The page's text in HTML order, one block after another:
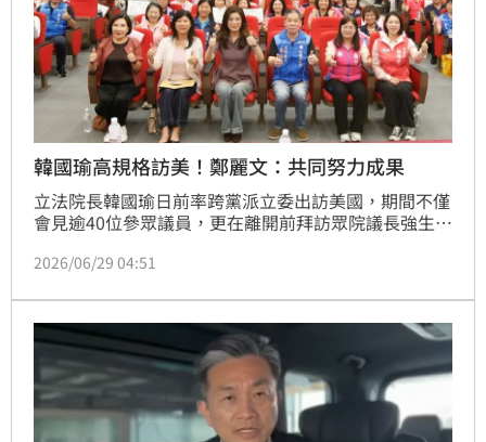
韓國瑜高規格訪美！鄭麗文：共同努力成果
立法院長韓國瑜日前率跨黨派立委出訪美國，期間不僅
會見逾40位參眾議員，更在離開前拜訪眾院議長強生，
出席桃園市婦女菁英領袖成長營時表示，民進黨小鼻
見縫插針，但國民黨不會中計，「國民黨在國際上能被
看見，是整個團隊共同努力的成果，不會被民進黨操作
分化。」
2026/06/29 04:51